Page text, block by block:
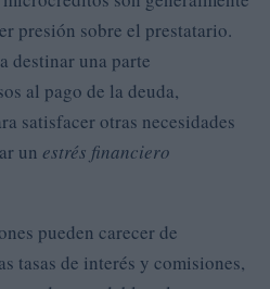
presión sobre el prestatario.
destinar una parte
al pago de la deuda,
satisfacer otras necesidades
un estrés financiero
pueden carecer de
tasas de interés y comisiones,